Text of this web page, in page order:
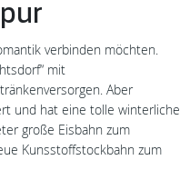
verbinden möchten.
mit
Aber
und hat eine tolle winterliche
große Eisbahn zum
Kunsstoffstockbahn zum